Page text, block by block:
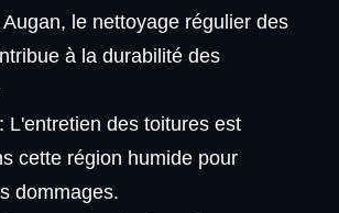
Augan, le nettoyage régulier des
à la durabilité des
L'entretien des toitures est
cette région humide pour
dommages.